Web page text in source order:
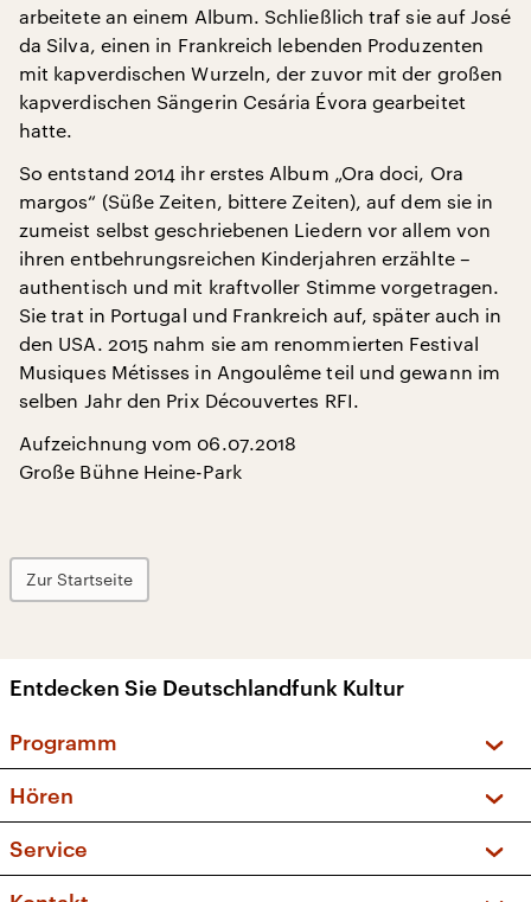
arbeitete an einem Album. Schließlich traf sie auf José
da Silva, einen in Frankreich lebenden Produzenten
mit kapverdischen Wurzeln, der zuvor mit der großen
kapverdischen Sängerin Cesária Évora gearbeitet
hatte.
So entstand 2014 ihr erstes Album „Ora doci, Ora
margos“ (Süße Zeiten, bittere Zeiten), auf dem sie in
zumeist selbst geschriebenen Liedern vor allem von
ihren entbehrungsreichen Kinderjahren erzählte –
authentisch und mit kraftvoller Stimme vorgetragen.
Sie trat in Portugal und Frankreich auf, später auch in
den USA. 2015 nahm sie am renommierten Festival
Musiques Métisses in Angoulême teil und gewann im
selben Jahr den Prix Découvertes RFI.
Aufzeichnung vom 06.07.2018
Große Bühne Heine-Park
Zur Startseite
Entdecken Sie Deutschlandfunk Kultur
Programm
Sendungen und Podcasts
Musikliste
Hören
Frequenzen (UKW + DAB+)
Service
FAQ